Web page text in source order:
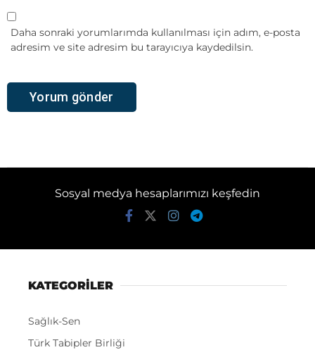
Daha sonraki yorumlarımda kullanılması için adım, e-posta
adresim ve site adresim bu tarayıcıya kaydedilsin.
Sosyal medya hesaplarımızı keşfedin
KATEGORİLER
Sağlık-Sen
Türk Tabipler Birliği